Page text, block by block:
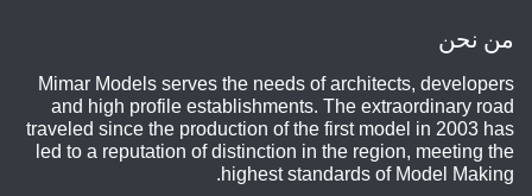
من نحن
Mimar Models serves the needs of architects, developers
and high profile establishments. The extraordinary road
traveled since the production of the first model in 2003 has
led to a reputation of distinction in the region, meeting the
highest standards of Model Making.